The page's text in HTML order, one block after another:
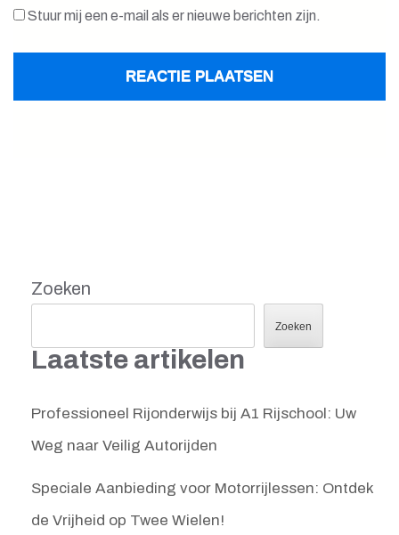
Stuur mij een e-mail als er nieuwe berichten zijn.
Zoeken
Zoeken
Laatste artikelen
Professioneel Rijonderwijs bij A1 Rijschool: Uw
Weg naar Veilig Autorijden
Speciale Aanbieding voor Motorrijlessen: Ontdek
de Vrijheid op Twee Wielen!